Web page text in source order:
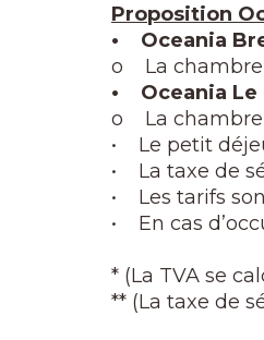
Proposition
• Oceania
o La chambre
• Oceania Le
o La chambre
• Le petit
• La taxe de
• Les tarifs
• En cas
* (La TVA se
** (La taxe de